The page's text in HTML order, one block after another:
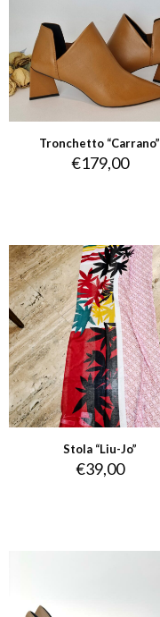
Tronchetto “Carrano”
€179,00
Stola “Liu-Jo”
€39,00